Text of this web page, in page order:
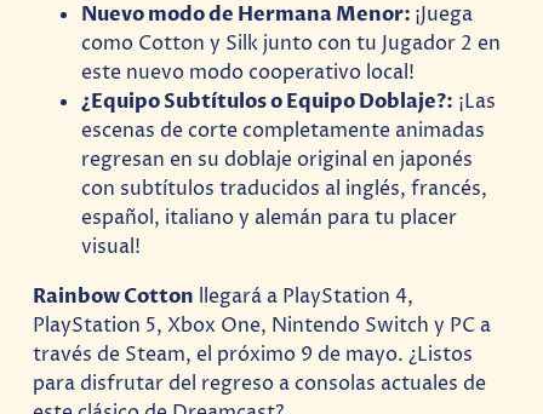
Nuevo modo de Hermana Menor: ¡Juega
como Cotton y Silk junto con tu Jugador 2 en
este nuevo modo cooperativo local!
¿Equipo Subtítulos o Equipo Doblaje?: ¡Las
escenas de corte completamente animadas
regresan en su doblaje original en japonés
con subtítulos traducidos al inglés, francés,
español, italiano y alemán para tu placer
visual!
Rainbow Cotton llegará a PlayStation 4,
PlayStation 5, Xbox One, Nintendo Switch y PC a
través de Steam, el próximo 9 de mayo. ¿Listos
para disfrutar del regreso a consolas actuales de